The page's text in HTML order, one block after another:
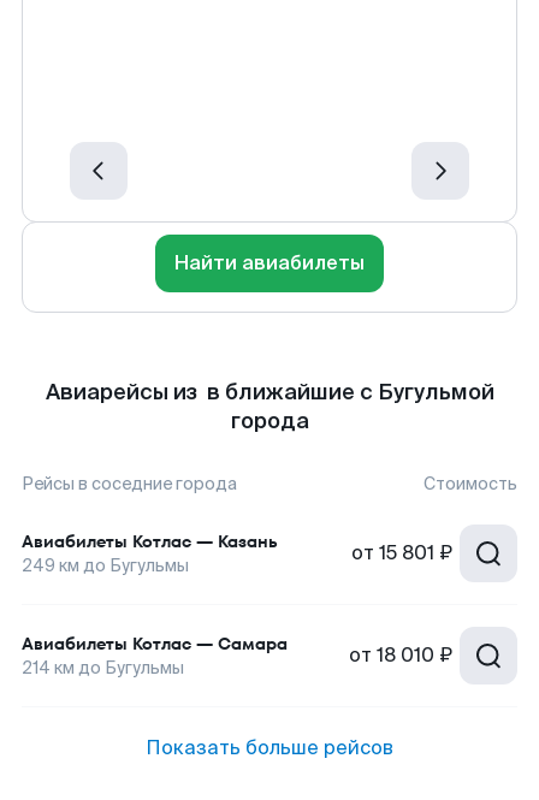
Найти авиабилеты
Авиарейсы из в ближайшие с Бугульмой
города
Рейсы в соседние города Стоимость
Авиабилеты Котлас — Казань
249 км до Бугульмы от 15 801 ₽
Авиабилеты Котлас — Самара
214 км до Бугульмы от 18 010 ₽
Показать больше рейсов